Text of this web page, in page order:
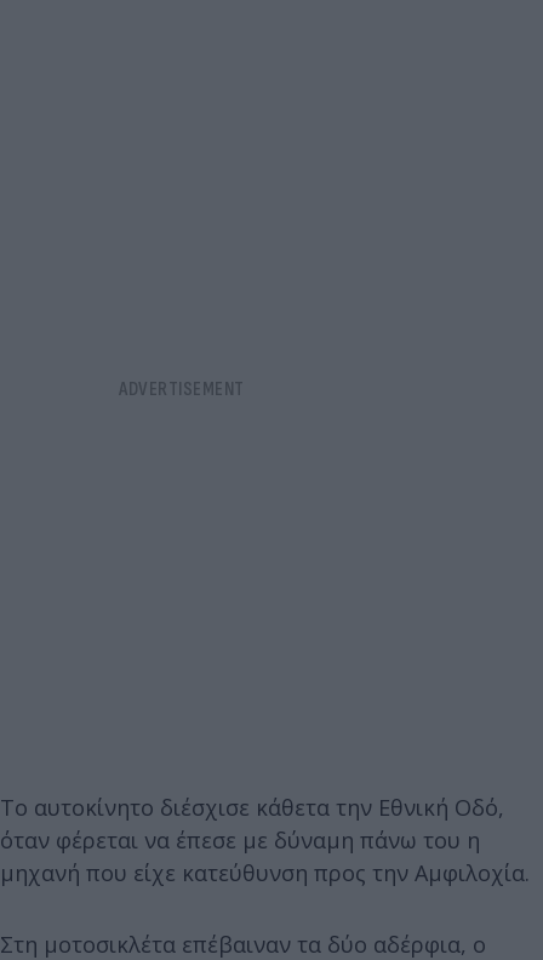
Το αυτοκίνητο διέσχισε κάθετα την Εθνική Οδό,
όταν φέρεται να έπεσε με δύναμη πάνω του η
μηχανή που είχε κατεύθυνση προς την Αμφιλοχία.
Στη μοτοσικλέτα επέβαιναν τα δύο αδέρφια, ο